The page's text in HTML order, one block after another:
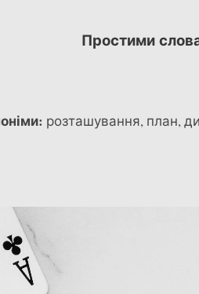
Простими
розташування, план,